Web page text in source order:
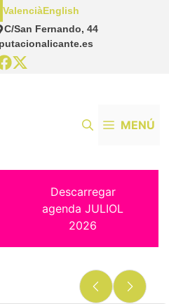
C/San Fernando, 44
ValenciàEnglish
MENÚ
Descarregar
agenda JULIOL
2026